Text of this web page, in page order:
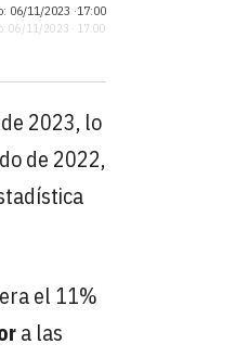
06/11/2023 ·17:00
06/11/2023 · 17:00
2023, lo
de 2022,
el 11%
a las